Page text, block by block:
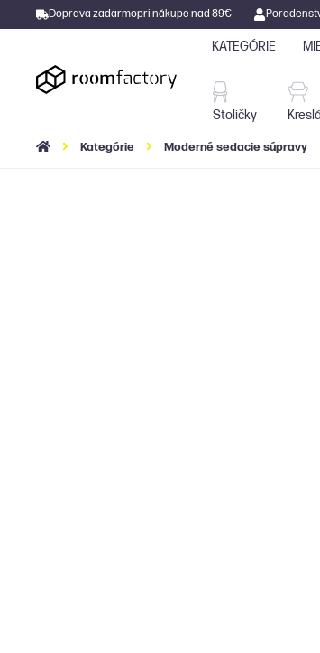
Doprava zadarmopri nákupe nad 89€
KATEGÓRIE
Stoličky Kreslá
Kategórie Moderné sedacie súpravy